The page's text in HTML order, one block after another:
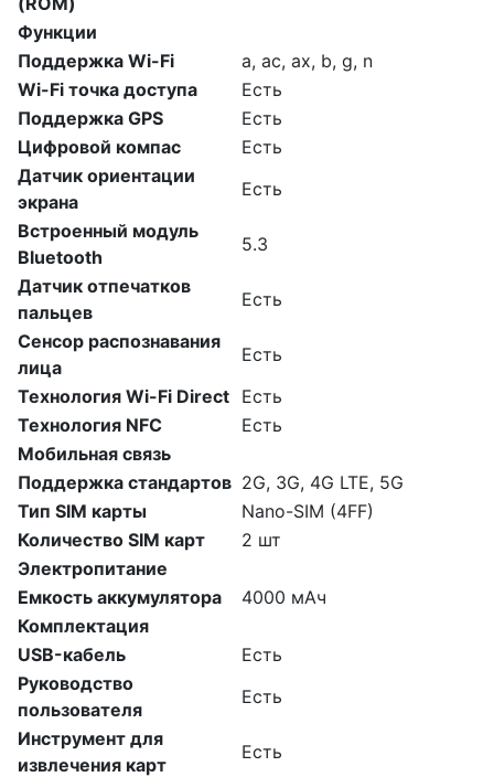
Функции
Поддержка Wi-Fi
a, ac, ax, b, g, n
Wi-Fi точка доступа
Есть
Поддержка GPS
Есть
Цифровой компас
Есть
Датчик ориентации
экрана
Есть
Встроенный модуль
Bluetooth
5.3
Датчик отпечатков
пальцев
Есть
Сенсор распознавания
лица
Есть
Технология Wi-Fi Direct Есть
Технология NFC
Есть
Мобильная связь
Поддержка стандартов 2G, 3G, 4G LTE, 5G
Тип SIM карты
Nano-SIM (4FF)
Количество SIM карт
2 шт
Электропитание
Емкость аккумулятора
4000 мАч
Комплектация
USB-кабель
Есть
Руководство
пользователя
Есть
Инструмент для
извлечения карт
Есть